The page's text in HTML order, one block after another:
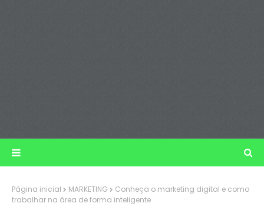
Página inicial MARKETING
Conheça o marketing digital e como
trabalhar na área de forma inteligente